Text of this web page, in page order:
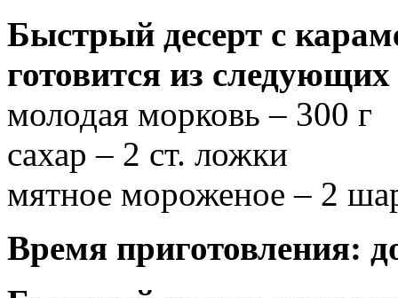
Быстрый десерт с
готовится из
молодая морковь – 300 г
сахар – 2 ст. ложки
мятное мороженое – 2
Время приготовления: